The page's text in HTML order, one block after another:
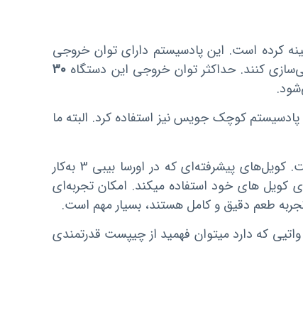
کرده است. این پادسیستم دارای توان خروجی
کنند. حداکثر توان خروجی این دستگاه 30
30 واتی دستگاه ، میتوان با استفاده از کارتریج 0.6 در این پادسیستم کوچک جویس نیز استفاده کرد. البته ما
آن است. کویل‌های پیشرفته‌ای که در اورسا بیبی 3 به‌کار
کویل های خود استفاده میکند. امکان تجربه‌ای
طعم دقیق و کامل هستند، بسیار مهم است.
انیمیشن کام دهی و صقحه نمایش زیبای این دستگاه با قدرت 30 واتیی که دارد میتوان فهمید از چیپست قدرتمندی